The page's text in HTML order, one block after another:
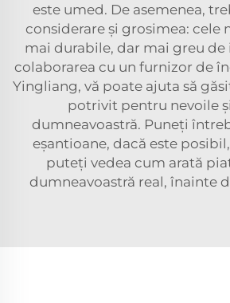
este umed. De asemenea,
considerare și grosimea: cele
mai durabile, dar mai greu de
colaborarea cu un furnizor de
Yingliang, vă poate ajuta să
potrivit pentru nevoile
dumneavoastră. Puneți
eșantioane, dacă este
puteți vedea cum arată
dumneavoastră real, înainte